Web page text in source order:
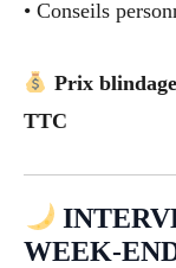
• Conseils
Prix
TTC
WEEK-